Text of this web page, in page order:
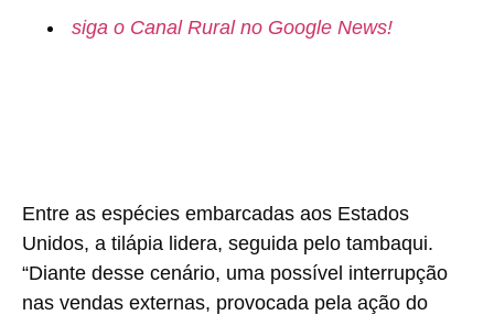
siga o Canal Rural no Google News!
Entre as espécies embarcadas aos Estados
Unidos, a tilápia lidera, seguida pelo tambaqui.
“Diante desse cenário, uma possível interrupção
nas vendas externas, provocada pela ação do